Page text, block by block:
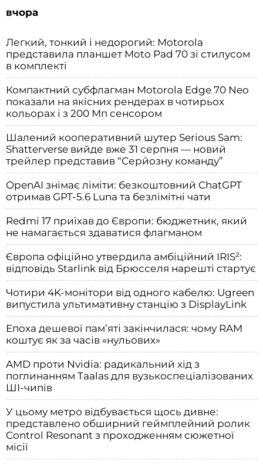
вчора
Легкий, тонкий і недорогий: Motorola
представила планшет Moto Pad 70 зі стилусом
в комплекті
Компактний субфлагман Motorola Edge 70 Neo
показали на якісних рендерах в чотирьох
кольорах і з 200 Мп сенсором
Шалений кооперативний шутер Serious Sam:
Shatterverse вийде вже 31 серпня — новий
трейлер представив “Серйозну команду”
OpenAI знімає ліміти: безкоштовний ChatGPT
отримав GPT-5.6 Luna та безлімітні чати
Redmi 17 приїхав до Європи: бюджетник, який
не намагається здаватися флагманом
Європа офіційно утвердила амбіційний IRIS²:
відповідь Starlink від Брюсселя нарешті стартує
Чотири 4K-монітори від одного кабелю: Ugreen
випустила ультимативну станцію з DisplayLink
Епоха дешевої пам’яті закінчилася: чому RAM
коштує як за часів «нульових»
AMD проти Nvidia: радикальний хід з
поглинанням Taalas для вузькоспеціалізованих
ШІ-чипів
У цьому метро відбувається щось дивне:
представлено обширний геймплейний ролик
Control Resonant з проходженням сюжетної
місії